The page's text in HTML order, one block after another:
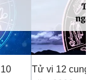
Tử vi 12 cung